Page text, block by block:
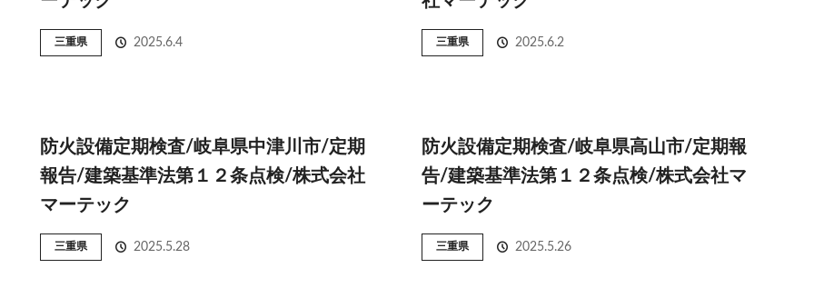
三重県 2025.6.4 三重県 2025.6.2
防火設備定期検査/岐阜県中津川市/定期
報告/建築基準法第１２条点検/株式会社
マーテック
三重県 2025.5.28
防火設備定期検査/岐阜県高山市/定期報
告/建築基準法第１２条点検/株式会社マ
ーテック
三重県 2025.5.26